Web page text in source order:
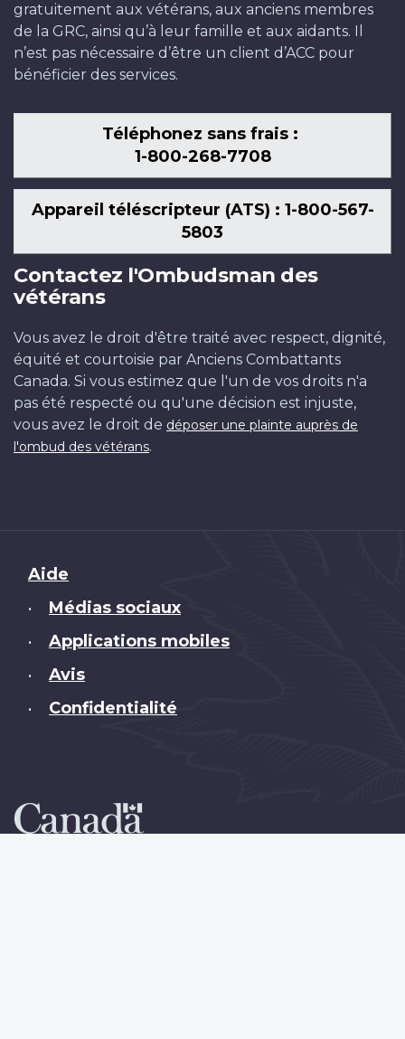
gratuitement aux vétérans, aux anciens membres
de la GRC, ainsi qu’à leur famille et aux aidants. Il
n’est pas nécessaire d’être un client d’ACC pour
bénéficier des services.
Téléphonez sans frais :
1-800-268-7708
Appareil téléscripteur (ATS) : 1-800-567-
5803
Contactez l'Ombudsman des
vétérans
Vous avez le droit d'être traité avec respect, dignité,
équité et courtoisie par Anciens Combattants
Canada. Si vous estimez que l'un de vos droits n'a
pas été respecté ou qu'une décision est injuste,
vous avez le droit de déposer une plainte auprès de
l'ombud des vétérans.
Brand
Aide
• Médias sociaux
• Applications mobiles
• Avis
• Confidentialité